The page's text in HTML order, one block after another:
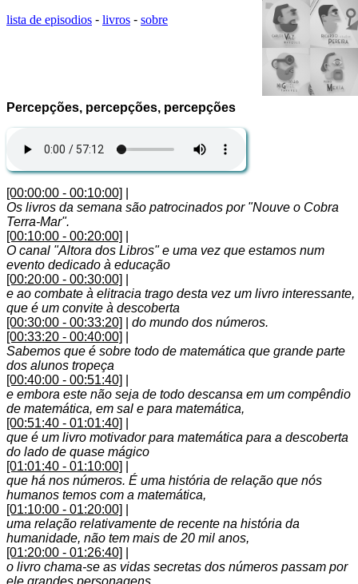
lista de episodios - livros - sobre
Percepções, percepções, percepções
[00:00:00 - 00:10:00]
Os livros da semana são patrocinados por "Nouve o Cobra
Terra-Mar".
[00:10:00 - 00:20:00]
O canal "Altora dos Libros" e uma vez que estamos num
evento dedicado à educação
[00:20:00 - 00:30:00]
e ao combate à elitracia trago desta vez um livro interessante,
que é um convite à descoberta
[00:30:00 - 00:33:20]
do mundo dos números.
[00:33:20 - 00:40:00]
Sabemos que é sobre todo de matemática que grande parte
dos alunos tropeça
[00:40:00 - 00:51:40]
e embora este não seja de todo descansa em um compêndio
de matemática, em sal e para matemática,
[00:51:40 - 01:01:40]
que é um livro motivador para matemática para a descoberta
do lado de quase mágico
[01:01:40 - 01:10:00]
que há nos números. É uma história de relação que nós
humanos temos com a matemática,
[01:10:00 - 01:20:00]
uma relação relativamente de recente na história da
humanidade, não tem mais de 20 mil anos,
[01:20:00 - 01:26:40]
o livro chama-se as vidas secretas dos números passam por
ele grandes personagens